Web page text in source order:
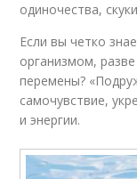
одиночества,
Если вы четко
организмом,
перемены?
самочувствие,
и энергии.